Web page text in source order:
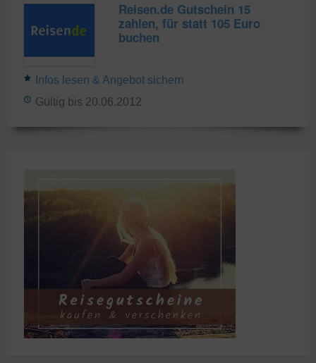
Reisen.de Gutschein 15
zahlen, für statt 105 Euro
buchen
Infos lesen & Angebot sichern
Gültig bis 20.06.2012